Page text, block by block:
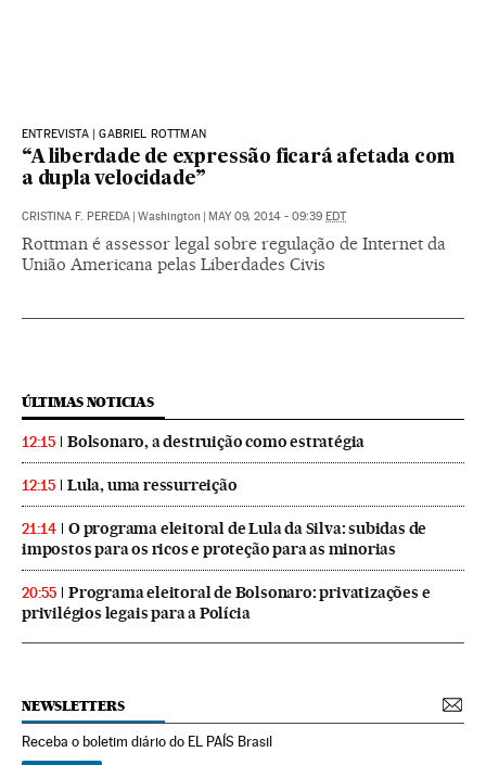
ENTREVISTA | GABRIEL ROTTMAN
“A liberdade de expressão ficará afetada com
a dupla velocidade”
CRISTINA F. PEREDA | Washington | MAY 09, 2014 - 09:39 EDT
Rottman é assessor legal sobre regulação de Internet da
União Americana pelas Liberdades Civis
ÚLTIMAS NOTICIAS
12:15 Bolsonaro, a destruição como estratégia
12:15 Lula, uma ressurreição
21:14
O programa eleitoral de Lula da Silva: subidas de
impostos para os ricos e proteção para as minorias
20:55
Programa eleitoral de Bolsonaro: privatizações e
privilégios legais para a Polícia
NEWSLETTERS
Receba o boletim diário do EL PAÍS Brasil